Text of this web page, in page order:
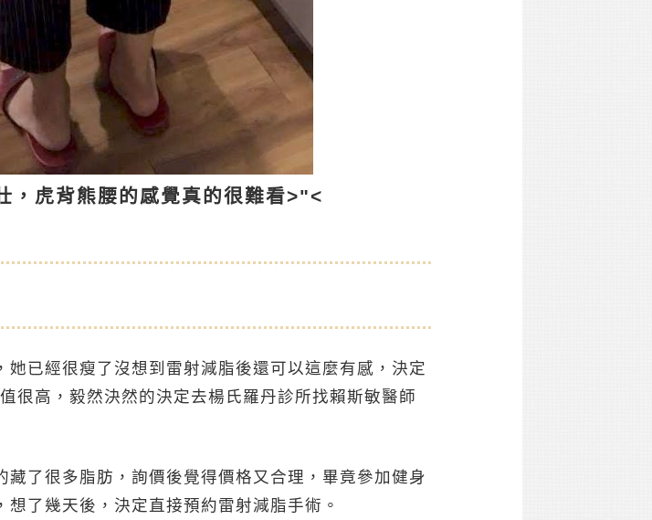
，虎背熊腰的感覺真的很難看>"<
已經很瘦了沒想到雷射減脂後還可以這麼有感，決定
很高，毅然決然的決定去楊氏羅丹診所找賴斯敏醫師
了很多脂肪，詢價後覺得價格又合理，畢竟參加健身
了幾天後，決定直接預約雷射減脂手術。